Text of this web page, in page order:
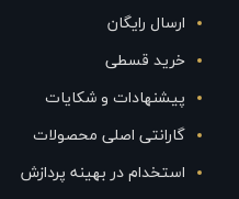
ارسال رایگان
خرید قسطی
پیشنهادات و شکایات
گارانتی اصلی محصولات
استخدام در بهینه پردازش